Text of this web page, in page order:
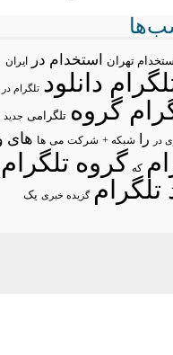
تهران استخدام در ایران
دانلود تلگرام در
گروه تلگرامی جدید
را شبکه + شرکت می ها های و
که گروه تلگرام
گزیده خبری یک